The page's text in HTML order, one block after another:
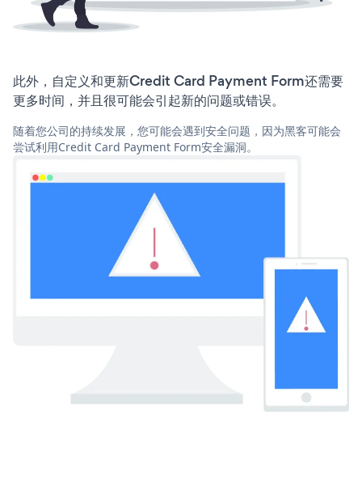
此外，自定义和更新Credit Card Payment Form还需要
更多时间，并且很可能会引起新的问题或错误。
随着您公司的持续发展，您可能会遇到安全问题，因为黑客可能会
尝试利用Credit Card Payment Form安全漏洞。